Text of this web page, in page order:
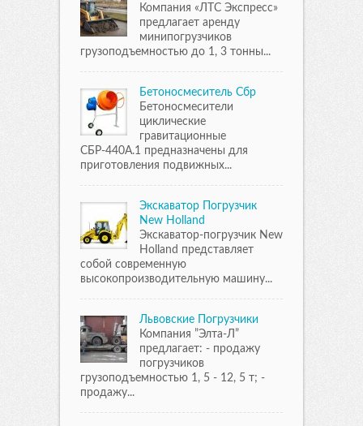
Компания «ЛТС Экспресс»
предлагает аренду
минипогрузчиков
грузоподъемностью до 1, 3 тонны...
Бетоносмеситель Сбр
Бетоносмесители
циклические
гравитационные
СБР-440А.1 предназначены для
приготовления подвижных...
Экскаватор Погрузчик
New Holland
Экскаватор-погрузчик New
Holland представляет
собой современную
высокопроизводительную машину...
Львовские Погрузчики
Компания ”Элта-Л”
предлагает: - продажу
погрузчиков
грузоподъемностью 1, 5 - 12, 5 т; -
продажу...